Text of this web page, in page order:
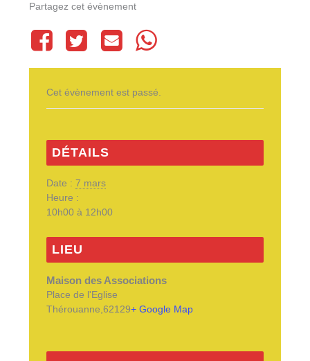
Partagez cet évènement
Cet évènement est passé.
DÉTAILS
Date : 7 mars
Heure :
10h00 à 12h00
LIEU
Maison des Associations
Place de l'Eglise
Thérouanne ,62129+ Google Map